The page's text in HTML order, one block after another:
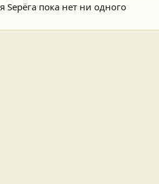
Sерёга пока нет ни одного